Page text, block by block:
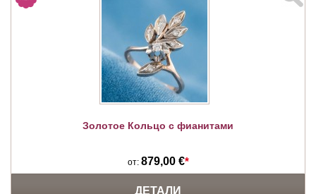
Золотое Кольцо с фианитами
от: 879,00 €*
ДЕТАЛИ